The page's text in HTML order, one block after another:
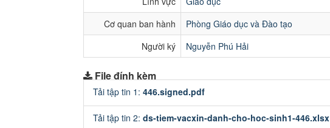
Cơ quan ban hành
Phòng Giáo dục và Đào tạo
Người ký
Nguyễn Phú Hải
File đính kèm
Tải tập tin 1: 446.signed.pdf
Tải tập tin 2: ds-tiem-vacxin-danh-cho-hoc-sinh1-446.xlsx